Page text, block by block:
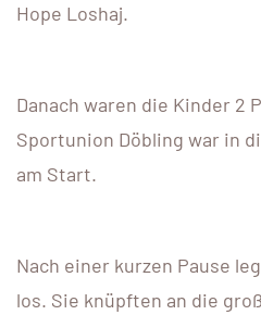
Hope Loshaj.
Danach waren die Kinder 2
Sportunion Döbling war in
am Start.
Nach einer kurzen Pause
los. Sie knüpften an die